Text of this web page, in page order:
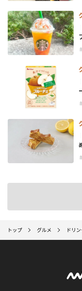
トップ グルメ ドリ